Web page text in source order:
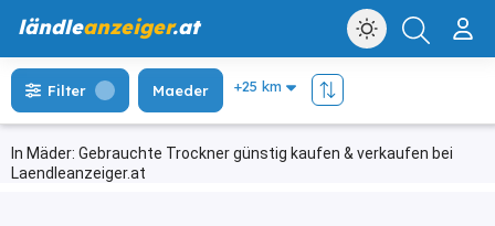
ländleanzeiger.at
In Mäder: Gebrauchte Trockner günstig kaufen & verkaufen bei
Laendleanzeiger.at
Filter Maeder